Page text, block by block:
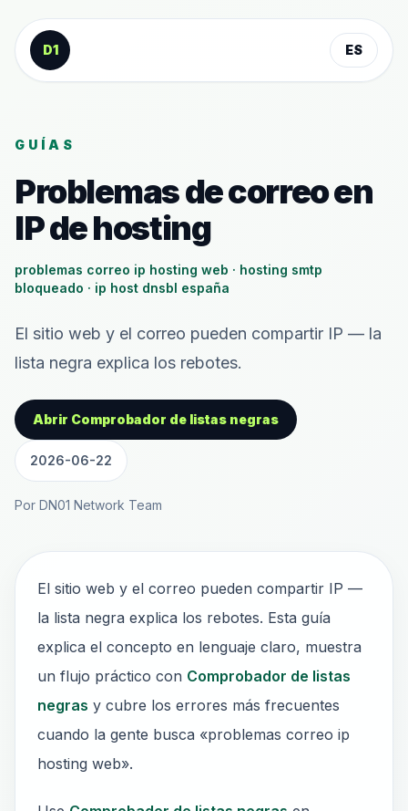
Saltar al contenido
D1
ES
GUÍAS
Problemas de correo en
IP de hosting
problemas correo ip hosting web · hosting smtp
bloqueado · ip host dnsbl españa
El sitio web y el correo pueden compartir IP — la
lista negra explica los rebotes.
Abrir Comprobador de listas negras
2026-06-22
Por DN01 Network Team
El sitio web y el correo pueden compartir IP —
la lista negra explica los rebotes. Esta guía
explica el concepto en lenguaje claro, muestra
un flujo práctico con Comprobador de listas
negras y cubre los errores más frecuentes
cuando la gente busca «problemas correo ip
hosting web».